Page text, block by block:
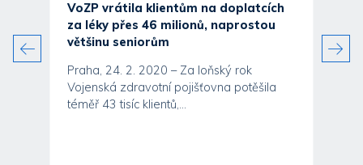
VoZP vrátila klientům na doplatcích
za léky přes 46 milionů, naprostou
většinu seniorům
Praha, 24. 2. 2020 – Za loňský rok
Vojenská zdravotní pojišťovna potěšila
téměř 43 tisíc klientů,...